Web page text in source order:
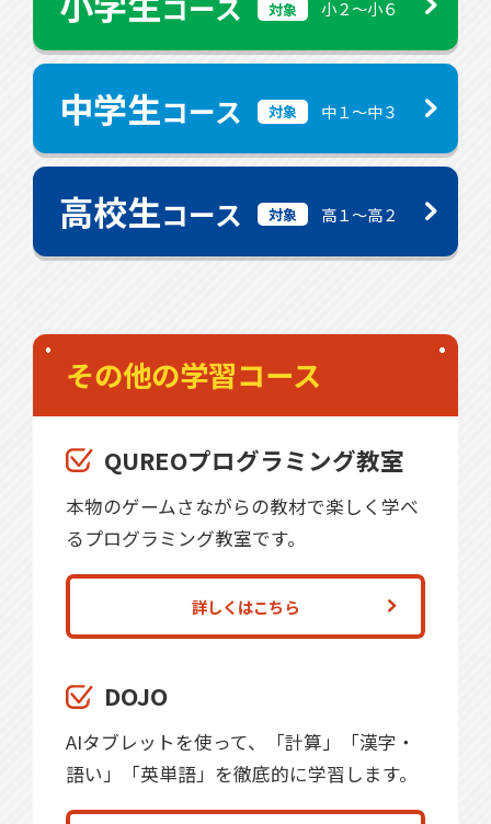
対象 小２〜小６
中学生コース 対象 中１〜中３
高校生コース 対象 高１〜高２
その他の学習コース
QUREOプログラミング教室
本物のゲームさながらの教材で楽しく学べ
るプログラミング教室です。
詳しくはこちら
DOJO
AIタブレットを使って、「計算」「漢字・
語い」「英単語」を徹底的に学習します。